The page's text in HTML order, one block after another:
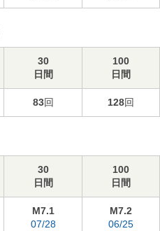
30
日間
100
日間
83回 128回
30
日間
100
日間
M7.1
07/28
M7.2
06/25